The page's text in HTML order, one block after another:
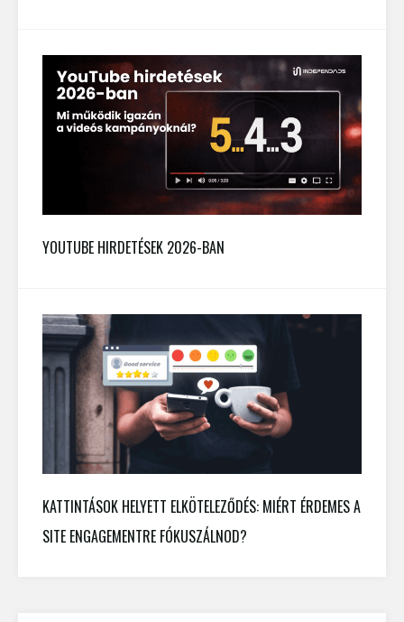
YOUTUBE HIRDETÉSEK 2026-BAN
KATTINTÁSOK HELYETT ELKÖTELEZŐDÉS: MIÉRT ÉRDEMES A
SITE ENGAGEMENTRE FÓKUSZÁLNOD?